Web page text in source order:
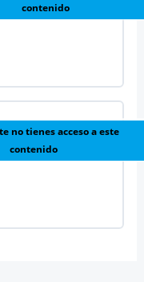
contenido
no tienes acceso a este
contenido